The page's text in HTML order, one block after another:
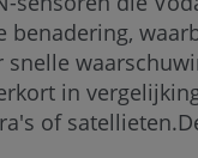
benadering,
snelle
in
of